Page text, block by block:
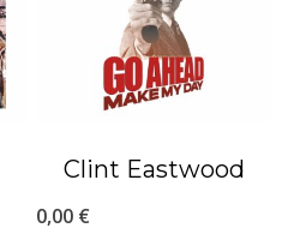
Clint Eastwood
0,00 €